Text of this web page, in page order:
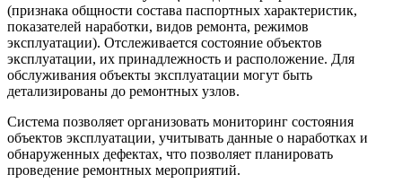
(признака общности состава паспортных характеристик,
показателей наработки, видов ремонта, режимов
эксплуатации). Отслеживается состояние объектов
эксплуатации, их принадлежность и расположение. Для
обслуживания объекты эксплуатации могут быть
детализированы до ремонтных узлов.
Система позволяет организовать мониторинг состояния
объектов эксплуатации, учитывать данные о наработках и
обнаруженных дефектах, что позволяет планировать
проведение ремонтных мероприятий.